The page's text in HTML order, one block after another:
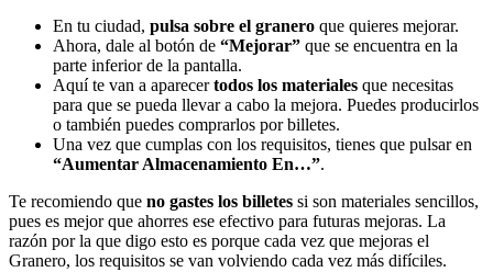
En tu ciudad, pulsa sobre el granero que quieres mejorar.
Ahora, dale al botón de “Mejorar” que se encuentra en la
parte inferior de la pantalla.
Aquí te van a aparecertodos los materiales que necesitas
para que se pueda llevar a cabo la mejora. Puedes producirlos
o también puedes comprarlos por billetes.
Una vez que cumplas con los requisitos, tienes que pulsar en
“Aumentar Almacenamiento En…”.
Te recomiendo que no gastes los billetes si son materiales sencillos,
pues es mejor que ahorres ese efectivo para futuras mejoras. La
razón por la que digo esto es porque cada vez que mejoras el
Granero, los requisitos se van volviendo cada vez más difíciles.